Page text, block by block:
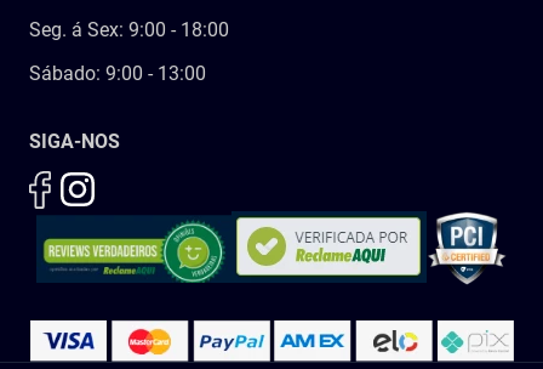
Seg. á Sex: 9:00 - 18:00
Sábado: 9:00 - 13:00
SIGA-NOS